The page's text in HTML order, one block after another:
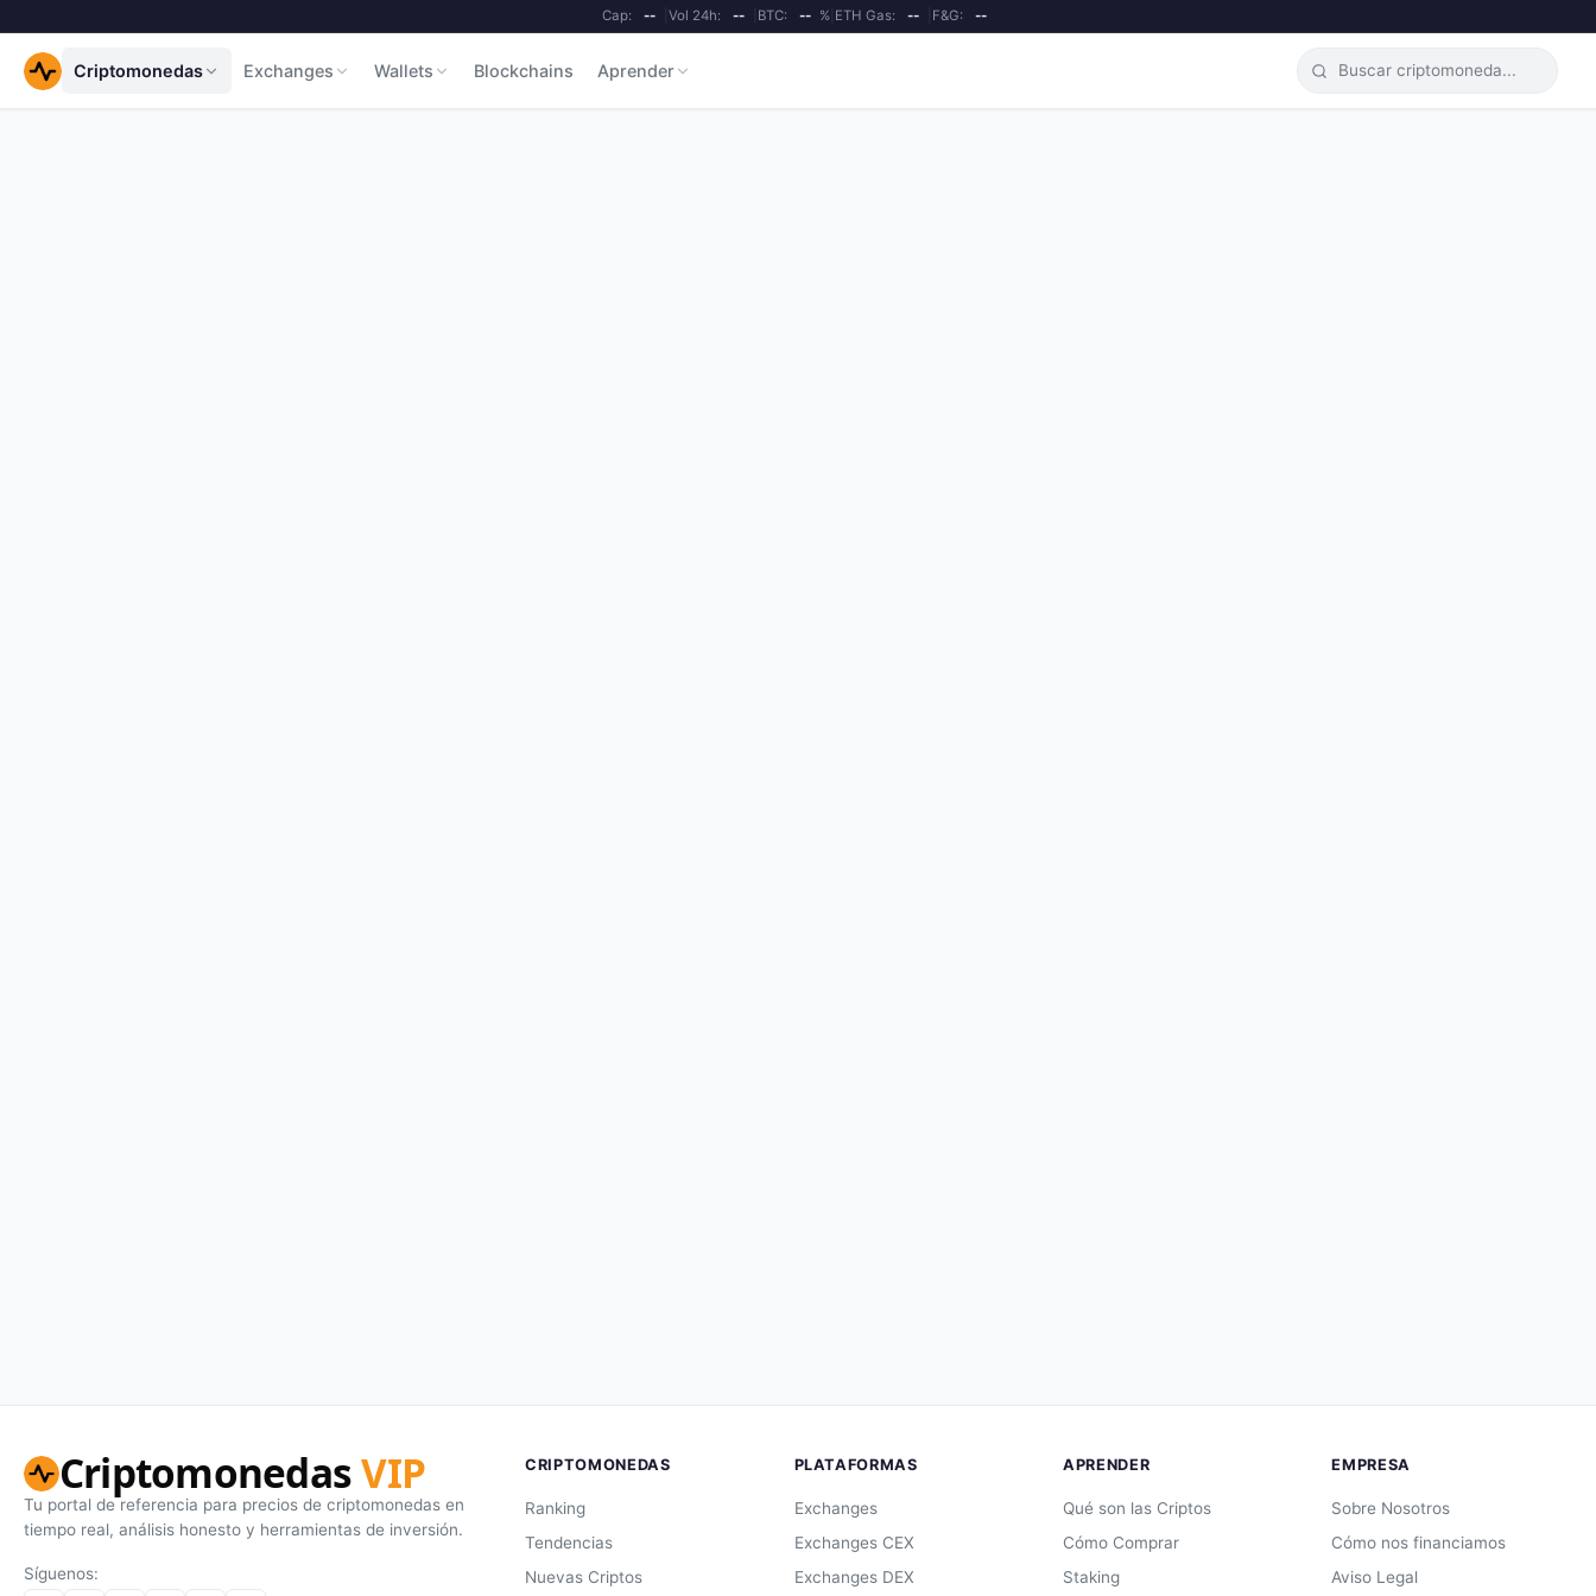
Cap: -- Vol 24h: -- BTC: -- %| ETH Gas: -- F&G: --
Criptomonedas Exchanges Wallets Blockchains Aprender
CriptomonedasVIP
Tu portal de referencia para precios de criptomonedas en
tiempo real, análisis honesto y herramientas de inversión.
Síguenos:
CRIPTOMONEDAS
Ranking
Tendencias
Nuevas Criptos
PLATAFORMAS
Exchanges
Exchanges CEX
Exchanges DEX
APRENDER
Qué son las Criptos
Cómo Comprar
Staking
EMPRESA
Sobre Nosotros
Cómo nos financiamos
Aviso Legal